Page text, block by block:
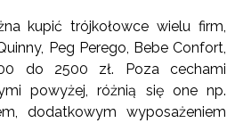
kupić trójkołowce wielu firm,
Peg Perego, Bebe Confort,
do 2500 zł. Poza cechami
powyżej, różnią się one np.
dodatkowym wyposażeniem